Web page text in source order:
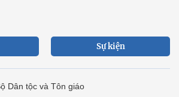
Sự kiện
Dân tộc và Tôn giáo